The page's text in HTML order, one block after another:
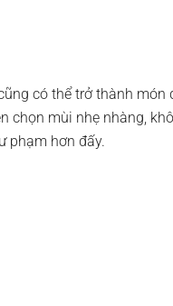
có thể trở thành món
chọn mùi nhẹ nhàng,
phạm hơn đấy.